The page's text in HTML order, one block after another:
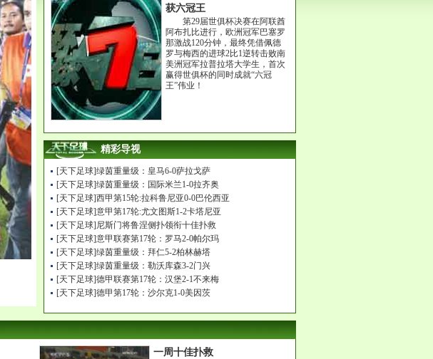
获六冠王
第29届世俱杯决赛在阿联酋
阿布扎比进行，欧洲冠军巴塞罗
那激战120分钟，最终凭借佩德
罗与梅西的进球2比1逆转击败南
美洲冠军拉普拉塔大学生，首次
赢得世俱杯的同时成就“六冠
王”伟业！
精彩导视
[天下足球]绿茵重量级：皇马6-0萨拉戈萨
[天下足球]绿茵重量级：国际米兰1-0拉齐奥
[天下足球]西甲第15轮:拉科鲁尼亚0-0巴伦西亚
[天下足球]意甲第17轮:尤文图斯1-2卡塔尼亚
[天下足球]尼斯门将鲁涅侧扑领衔十佳扑救
[天下足球]意甲联赛第17轮：罗马2-0帕尔玛
[天下足球]绿茵重量级：拜仁5-2柏林赫塔
[天下足球]绿茵重量级：勒沃库森3-2门兴
[天下足球]德甲联赛第17轮：汉堡2-1不来梅
[天下足球]德甲第17轮：沙尔克1-0美因茨
一周十佳扑救